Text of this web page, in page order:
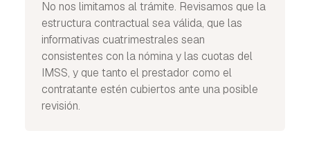
No nos limitamos al trámite. Revisamos que la
estructura contractual sea válida, que las
informativas cuatrimestrales sean
consistentes con la nómina y las cuotas del
IMSS, y que tanto el prestador como el
contratante estén cubiertos ante una posible
revisión.